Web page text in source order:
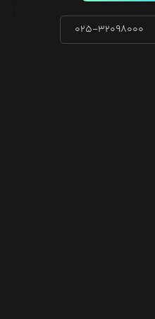
۰۲۵-۳۲۰۹۸۰۰۰